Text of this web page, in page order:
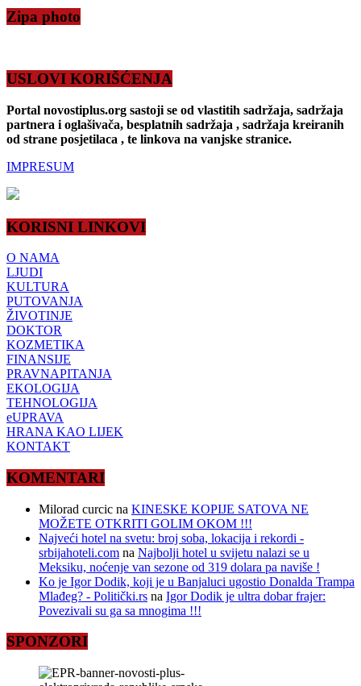
Zipa photo
USLOVI KORIŠĆENJA
Portal novostiplus.org sastoji se od vlastitih sadržaja, sadržaja
partnera i oglašivača, besplatnih sadržaja , sadržaja kreiranih
od strane posjetilaca , te linkova na vanjske stranice.
IMPRESUM
KORISNI LINKOVI
O NAMA
LJUDI
KULTURA
PUTOVANJA
ŽIVOTINJE
DOKTOR
KOZMETIKA
FINANSIJE
PRAVNAPITANJA
EKOLOGIJA
TEHNOLOGIJA
eUPRAVA
HRANA KAO LIJEK
KONTAKT
KOMENTARI
Milorad curcic na KINESKE KOPIJE SATOVA NE
MOŽETE OTKRITI GOLIM OKOM !!!
Najveći hotel na svetu: broj soba, lokacija i rekordi -
srbijahoteli.com na Najbolji hotel u svijetu nalazi se u
Meksiku, noćenje van sezone od 319 dolara pa naviše !
Ko je Igor Dodik, koji je u Banjaluci ugostio Donalda Trampa
Mlađeg? - Politički.rs na Igor Dodik je ultra dobar frajer:
Povezivali su ga sa mnogima !!!
SPONZORI